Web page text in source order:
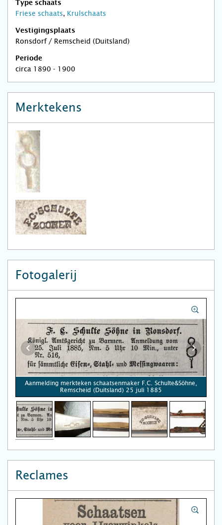
Type schaats
Friese schaats, Krulschaats
Vestigingsplaats
Ronsdorf / Remscheid (Duitsland)
Periode
circa 1890 - 1900
Merktekens
Fotogalerij
Aanmelding merkteken schaatsenmaker F.C. Schulte&Söhne,
Remscheid (Duitsland) 25 juli 1885
Reclames